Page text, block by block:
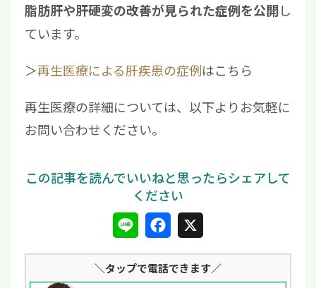
脂肪肝や肝硬変の改善が見られた症例を公開し
ています。
＞再生医療による肝疾患の症例はこちら
再生医療の詳細については、以下よりお気軽に
お問い合わせください。
L
n
F
c
X
＼タップで電話できます／